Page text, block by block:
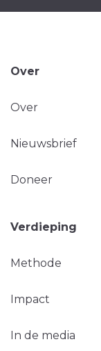
Over
Over
Nieuwsbrief
Doneer
Verdieping
Methode
Impact
In de media